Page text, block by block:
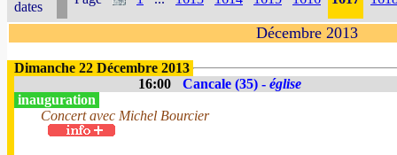
dates
Décembre 2013
Dimanche 22 Décembre 2013
16:00
Cancale (35) - église
inauguration
Concert avec Michel Bourcier